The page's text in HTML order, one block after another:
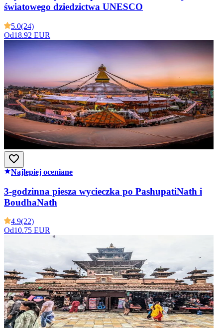
światowego dziedzictwa UNESCO
5.0(24)
Od18.92 EUR
Najlepiej oceniane
3-godzinna piesza wycieczka po PashupatiNath i
BoudhaNath
4.9(22)
Od10.75 EUR